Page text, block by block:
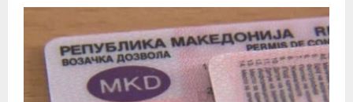
измени